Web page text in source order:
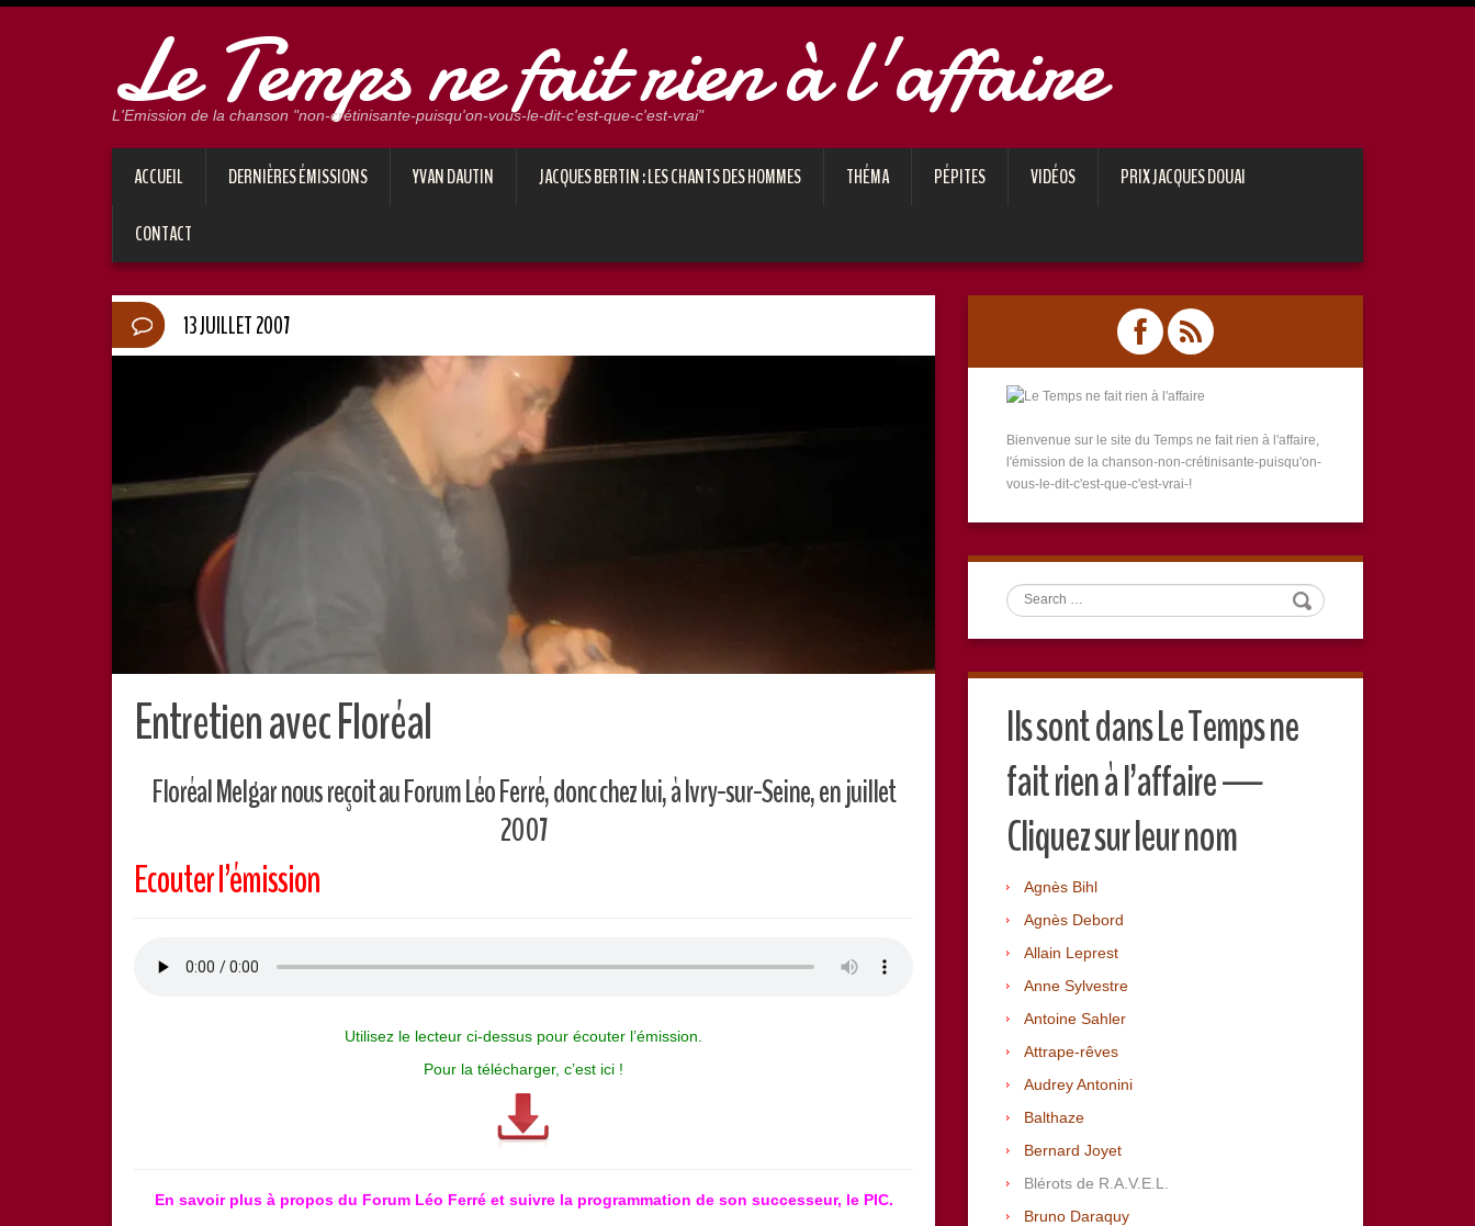
Le Temps ne fait rien à l'affaire
L'Emission de la chanson "non-crétinisante-puisqu'on-vous-le-dit-c'est-que-c'est-vrai"
ACCUEIL DERNIÈRES ÉMISSIONS YVAN DAUTIN JACQUES BERTIN : LES CHANTS DES HOMMES THÉMA PÉPITES VIDÉOS PRIX JACQUES DOUAI
CONTACT
Entretien avec Floréal
Floréal Melgar nous reçoit au Forum Léo Ferré, donc chez lui, à Ivry-sur-Seine, en juillet
2007
Ecouter l’émission
Utilisez le lecteur ci-dessus pour écouter l’émission.
Pour la télécharger, c’est ici !
En savoir plus à propos du Forum Léo Ferré et suivre la programmation de son successeur, le PIC.
13 JUILLET 2007
Bienvenue sur le site du Temps ne fait rien à l'affaire,
l'émission de la chanson-non-crétinisante-puisqu'on-
vous-le-dit-c'est-que-c'est-vrai-!
Search
Ils sont dans Le Temps ne
fait rien à l’affaire —
Cliquez sur leur nom
Agnès Bihl
Agnès Debord
Allain Leprest
Anne Sylvestre
Antoine Sahler
Attrape-rêves
Audrey Antonini
Balthaze
Bernard Joyet
Blérots de R.A.V.E.L.
Bruno Daraquy